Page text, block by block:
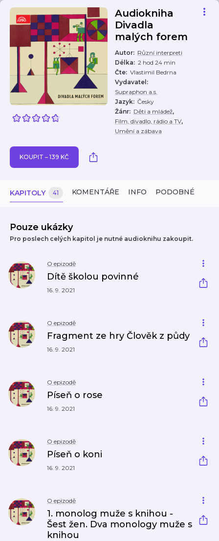
Audiokniha
Divadla
malých forem
Autor: Různí interpreti
Délka: 2 hod 24 min
Čte: Vlastimil Bedrna
Vydavatel :
Supraphon a.s.
Jazyk: Česky
Žánr: Děti a mládež,
Film, divadlo, rádio a TV,
Umění a zábava
KOUPIT – 139 KČ
KAPITOLY 41 KOMENTÁŘE INFO PODOBNÉ
Pouze ukázky
Pro poslech celých kapitol je nutné audioknihu zakoupit.
O epizodě
Dítě školou povinné
16. 9. 2021
O epizodě
Fragment ze hry Člověk z půdy
16. 9. 2021
O epizodě
Píseň o rose
16. 9. 2021
O epizodě
Píseň o koni
16. 9. 2021
O epizodě
1. monolog muže s knihou -
Šest žen. Dva monology muže s
knihou